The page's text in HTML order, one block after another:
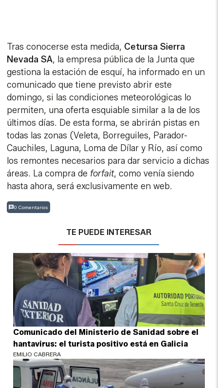
Tras conocerse esta medida, Cetursa Sierra
Nevada SA, la empresa pública de la Junta que
gestiona la estación de esquí, ha informado en un
comunicado que tiene previsto abrir este
domingo, si las condiciones meteorológicas lo
permiten, una oferta esquiable similar a la de los
últimos días. De esta forma, se abrirán pistas en
todas las zonas (Veleta, Borreguiles, Parador-
Cauchiles, Laguna, Loma de Dílar y Río, así como
los remontes necesarios para dar servicio a dichas
áreas. La compra de forfait, como venía siendo
hasta ahora, será exclusivamente en web.
0 Comentarios
TE PUEDE INTERESAR
Comunicado del Ministerio de Sanidad sobre el
hantavirus: el turista positivo está en Galicia
EMILIO CABRERA